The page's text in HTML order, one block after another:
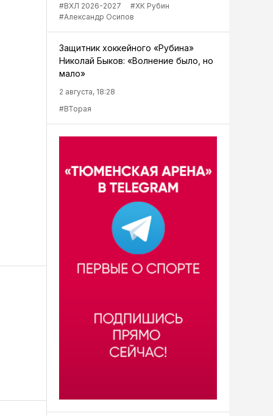
#ВХЛ 2026-2027
#ХК Рубин
#Александр Осипов
Защитник хоккейного «Рубина»
Николай Быков: «Волнение было, но
мало»
2 августа, 18:28
#ВТорая